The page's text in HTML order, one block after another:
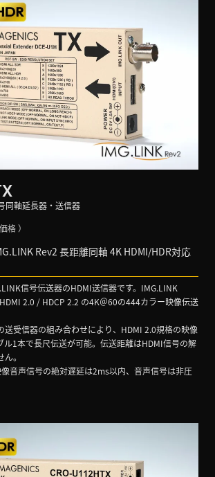
同軸延長器・送信器
格 ）
Rev2 長距離同軸 4K HDMI/HDR対応
信号伝送器のHDMI送信器です。IMG.LINK
2.0 / HDCP 2.2 の4K＠60の444カラー映像伝送
送受信器の組み合わせにより、HDMI 2.0規格の映像
ル1本で長尺伝送が可能。伝送距離はHDMI信号の解
。
音声信号の絶対遅延は2ms以内、音声信号は非圧